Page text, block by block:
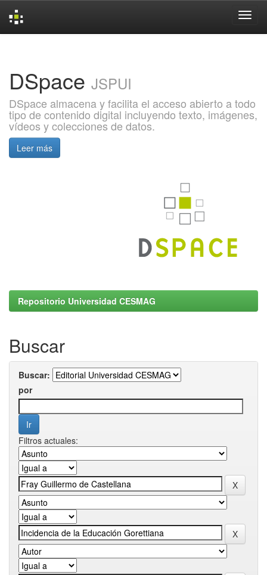
DSpace JSPUI
DSpace almacena y facilita el acceso abierto a todo
tipo de contenido digital incluyendo texto, imágenes,
vídeos y colecciones de datos.
Leer más
Repositorio Universidad CESMAG
Buscar
Buscar:
por
Filtros actuales: